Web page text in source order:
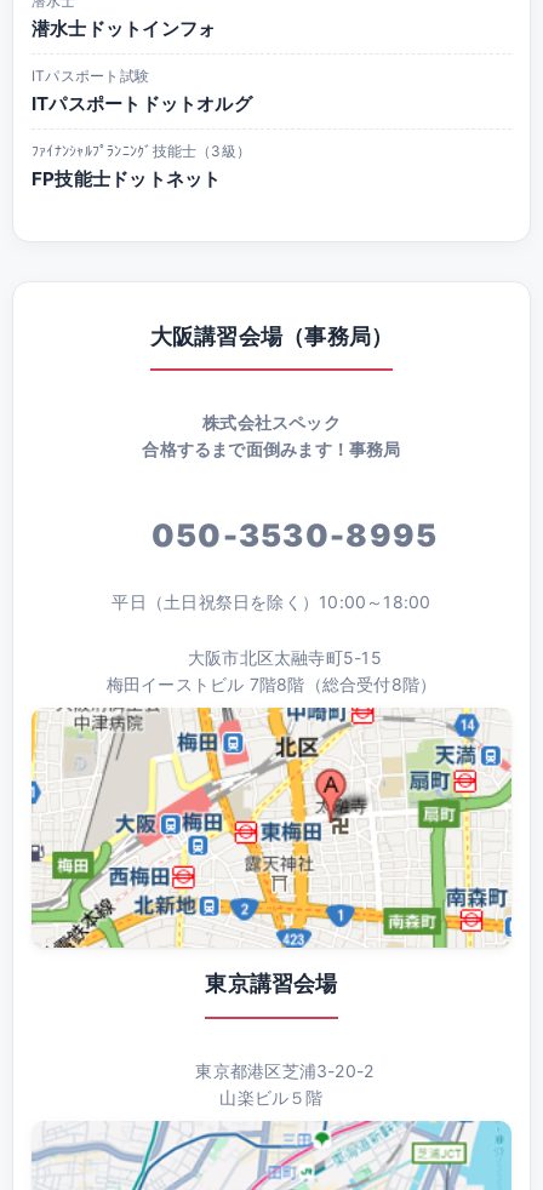
潜水士ドットインフォ
ITパスポート試験
ITパスポートドットオルグ
ﾌｧｲﾅﾝｼｬﾙﾌﾟﾗﾝﾆﾝｸﾞ技能士（3級）
FP技能士ドットネット
大阪講習会場（事務局）
株式会社スペック
合格するまで面倒みます！事務局
050-3530-8995
平日（土日祝祭日を除く）10:00～18:00
大阪市北区太融寺町5-15
梅田イーストビル 7階8階（総合受付8階）
東京講習会場
東京都港区芝浦3-20-2
山楽ビル５階